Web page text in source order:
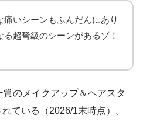
痛いシーンもふんだんにあり
る超弩級のシーンがあるゾ！
のメイクアップ＆ヘアスタ
ている（2026/1末時点）。